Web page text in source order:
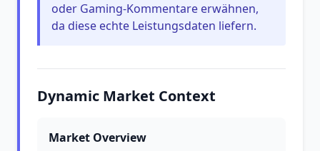
oder Gaming-Kommentare erwähnen,
da diese echte Leistungsdaten liefern.
Dynamic Market Context
Market Overview